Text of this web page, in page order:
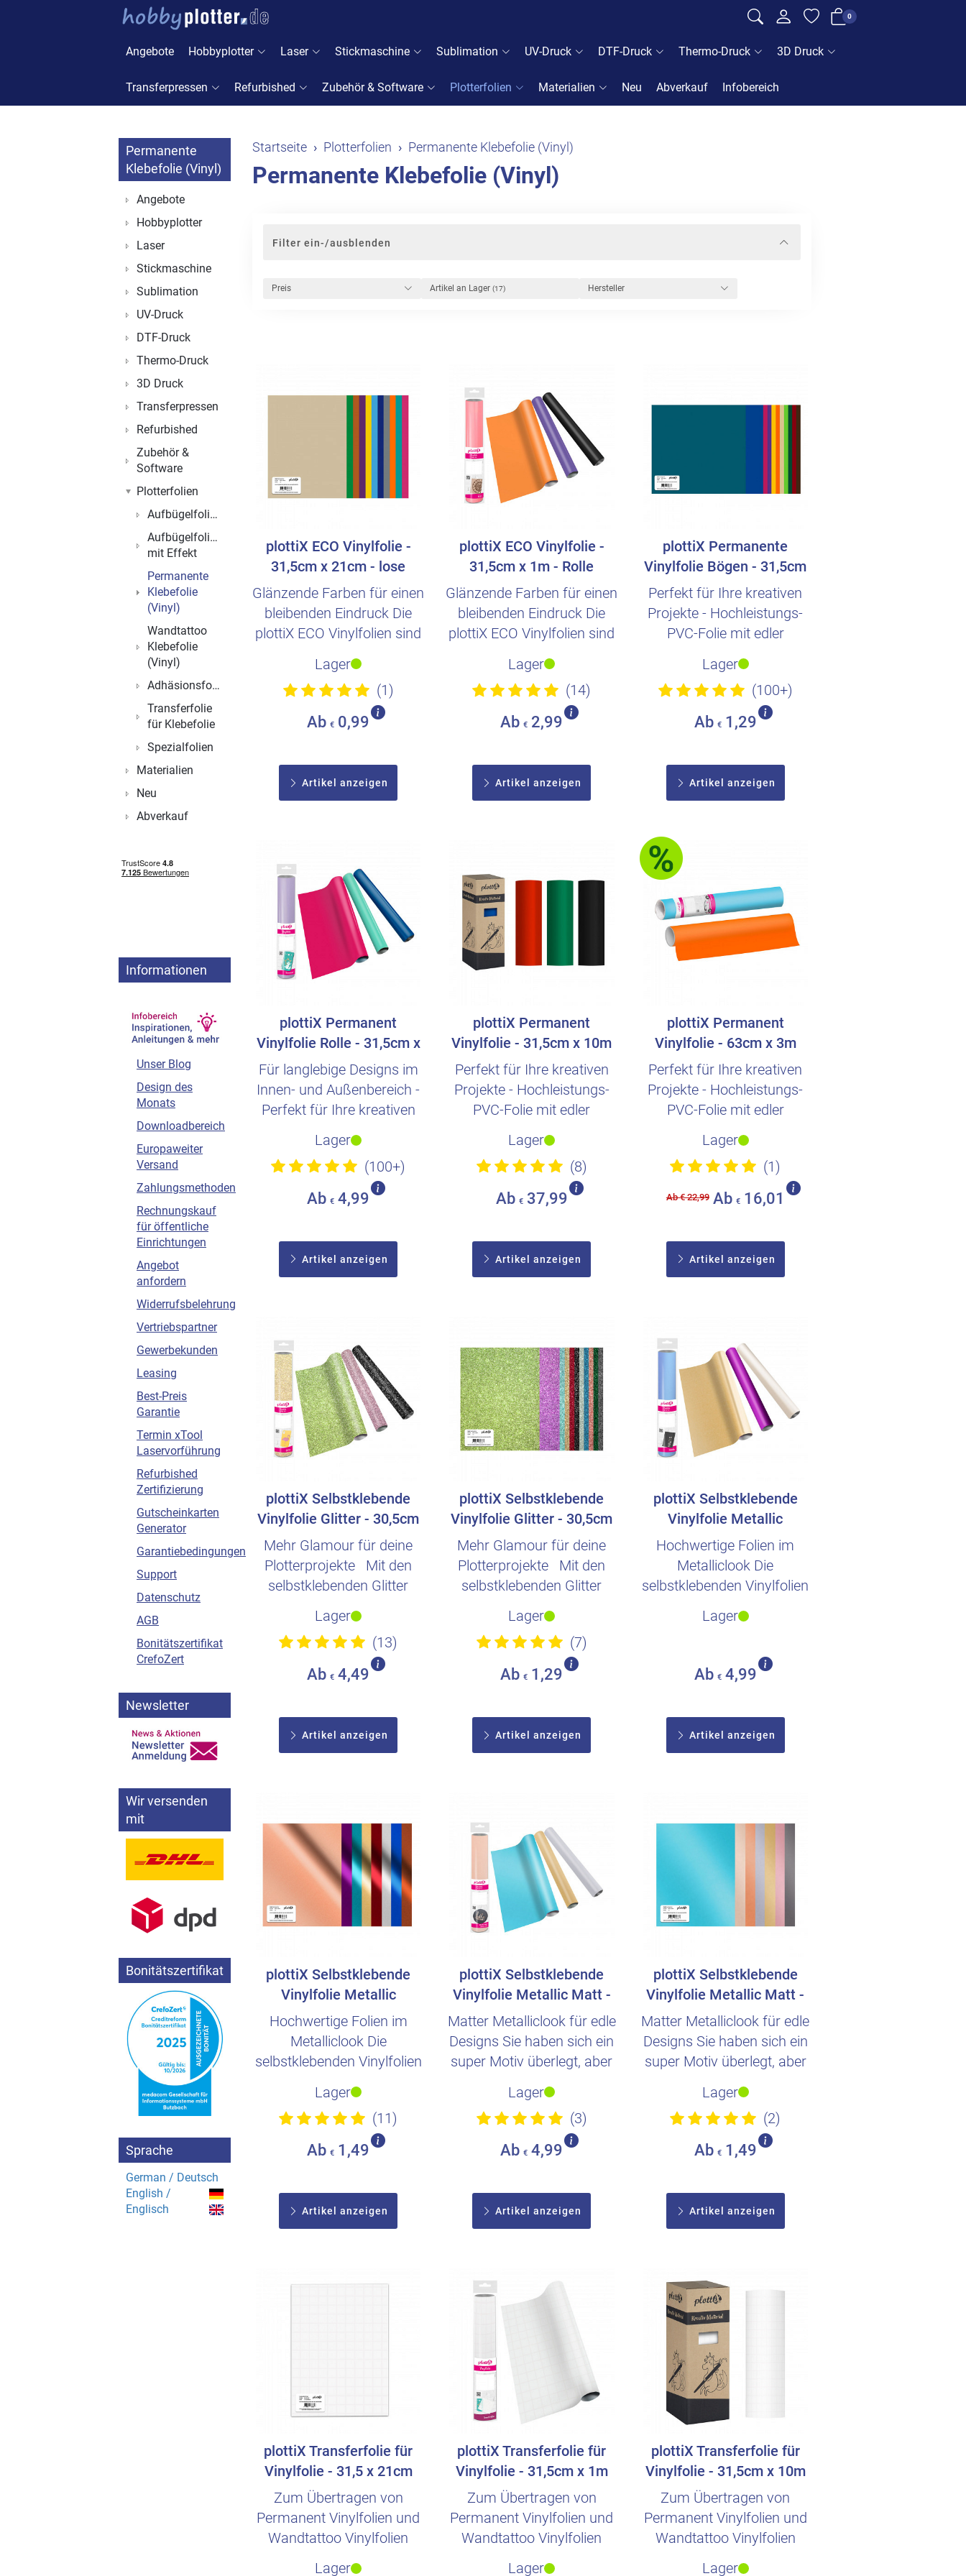
0
Angebote Hobbyplotter Laser Stickmaschine Sublimation UV-Druck DTF-Druck Thermo-Druck 3D Druck
Transferpressen Refurbished Zubehör & Software Plotterfolien Materialien Neu Abverkauf Infobereich
Startseite Plotterfolien Permanente Klebefolie (Vinyl)
Permanente Klebefolie (Vinyl)
Filter ein-/ausblenden
Preis Artikel an Lager (17) Hersteller
plottiX ECO Vinylfolie -
31,5cm x 21cm - lose
Glänzende Farben für einen
bleibenden Eindruck Die
plottiX ECO Vinylfolien sind
Lager
(1)
Ab€ 0,99
Artikel anzeigen
plottiX ECO Vinylfolie -
31,5cm x 1m - Rolle
Glänzende Farben für einen
bleibenden Eindruck Die
plottiX ECO Vinylfolien sind
Lager
(14)
Ab€ 2,99
Artikel anzeigen
plottiX Permanente
Vinylfolie Bögen - 31,5cm
x 21cm
Perfekt für Ihre kreativen
Projekte - Hochleistungs-
PVC-Folie mit edler
Lager
(100+)
Ab € 1,29
Artikel anzeigen
plottiX Permanent
Vinylfolie Rolle - 31,5cm x
1m
Für langlebige Designs im
Innen- und Außenbereich -
Perfekt für Ihre kreativen
Lager
(100+)
Ab€ 4,99
Artikel anzeigen
plottiX Permanent
Vinylfolie - 31,5cm x 10m
Perfekt für Ihre kreativen
Projekte - Hochleistungs-
PVC-Folie mit edler
Lager
(8)
Ab € 37,99
Artikel anzeigen
plottiX Permanent
Vinylfolie - 63cm x 3m
Perfekt für Ihre kreativen
Projekte - Hochleistungs-
PVC-Folie mit edler
Lager
(1)
Ab € 22,99 Ab € 16,01
Artikel anzeigen
plottiX Selbstklebende
Vinylfolie Glitter - 30,5cm
x 1m - ..
Mehr Glamour für deine
Plotterprojekte Mit den
selbstklebenden Glitter
Lager
(13)
Ab€ 4,49
Artikel anzeigen
plottiX Selbstklebende
Vinylfolie Glitter - 30,5cm
x 21cm ..
Mehr Glamour für deine
Plotterprojekte Mit den
selbstklebenden Glitter
Lager
(7)
Ab€ 1,29
Artikel anzeigen
plottiX Selbstklebende
Vinylfolie Metallic
glänzend - 30,5..
Hochwertige Folien im
Metalliclook Die
selbstklebenden Vinylfolien
Ihre..
Lager
Ab € 4,99
Artikel anzeigen
plottiX Selbstklebende
Vinylfolie Metallic
glänzend - 30,5..
Hochwertige Folien im
Metalliclook Die
selbstklebenden Vinylfolien
Ihre..
Lager
(11)
Ab€ 1,49
Artikel anzeigen
plottiX Selbstklebende
Vinylfolie Metallic Matt -
30,5cm x..
Matter Metalliclook für edle
Designs Sie haben sich ein
super Motiv überlegt, aber
Lager
(3)
Ab€ 4,99
Artikel anzeigen
plottiX Selbstklebende
Vinylfolie Metallic Matt -
30,5cm x..
Matter Metalliclook für edle
Designs Sie haben sich ein
super Motiv überlegt, aber
Lager
(2)
Ab € 1,49
Artikel anzeigen
plottiX Transferfolie für
Vinylfolie - 31,5 x 21cm
Zum Übertragen von
Permanent Vinylfolien und
Wandtattoo Vinylfolien
Lager
plottiX Transferfolie für
Vinylfolie - 31,5cm x 1m
Zum Übertragen von
Permanent Vinylfolien und
Wandtattoo Vinylfolien
Lager
plottiX Transferfolie für
Vinylfolie - 31,5cm x 10m
Zum Übertragen von
Permanent Vinylfolien und
Wandtattoo Vinylfolien
Lager
Permanente
Klebefolie (Vinyl)
Angebote
Hobbyplotter
Laser
Stickmaschine
Sublimation
UV-Druck
DTF-Druck
Thermo-Druck
3D Druck
Transferpressen
Refurbished
Zubehör &
Software
Plotterfolien
Aufbügelfolien
Aufbügelfolien
mit Effekt
Permanente
Klebefolie
(Vinyl)
Wandtattoo
Klebefolie
(Vinyl)
Adhäsionsfolien
Transferfolie
für Klebefolie
Spezialfolien
Materialien
Neu
Abverkauf
Informationen
Unser Blog
Design des
Monats
Downloadbereich
Europaweiter
Versand
Zahlungsmethoden
Rechnungskauf
für öffentliche
Einrichtungen
Angebot
anfordern
Widerrufsbelehrung
Vertriebspartner
Gewerbekunden
Leasing
Best-Preis
Garantie
Termin xTool
Laservorführung
Refurbished
Zertifizierung
Gutscheinkarten
Generator
Garantiebedingungen
Support
Datenschutz
AGB
Bonitätszertifikat
CrefoZert
Newsletter
Wir versenden
mit
Bonitätszertifikat
Sprache
German / Deutsch
English /
Englisch